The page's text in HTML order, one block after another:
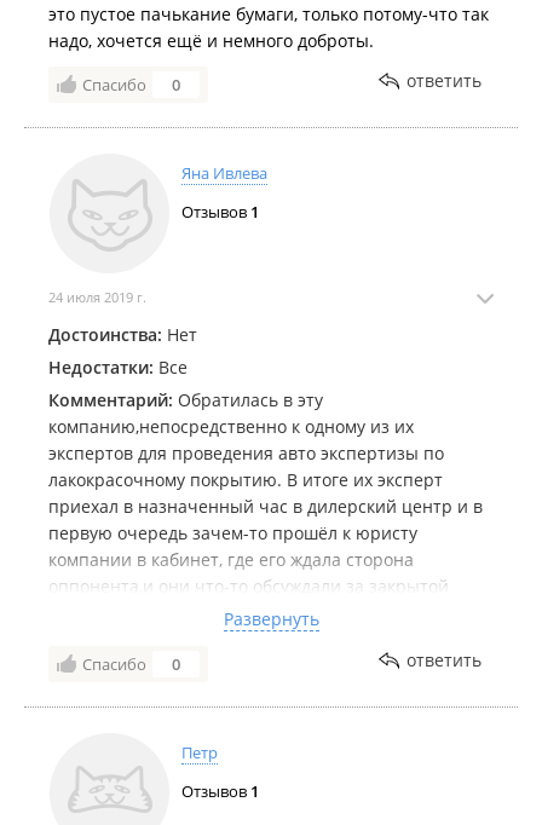
это пустое пачькание бумаги, только потому-что так
надо, хочется ещё и немного доброты.
Спасибо 0 ответить
Яна Ивлева
Отзывов 1
24 июля 2019 г.
Достоинства: Нет
Недостатки: Все
Комментарий: Обратилась в эту
компанию,непосредственно к одному из их
экспертов для проведения авто экспертизы по
лакокрасочному покрытию. В итоге их эксперт
приехал в назначенный час в дилерский центр и в
первую очередь зачем-то прошёл к юристу
компании в кабинет, где его ждала сторона
оппонента,и они что-то обсуждали за закрытой
дверью,а не подошёл к нам! Сразу поставил этим
действом все происходящее под сомнение и дал
усомниться в своей независимости!
Развернуть
Спасибо 0 ответить
Петр
Отзывов 1